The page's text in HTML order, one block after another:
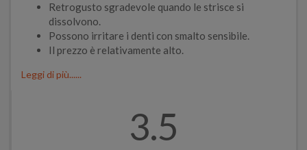
Retrogusto sgradevole quando le strisce si
dissolvono.
Possono irritare i denti con smalto sensibile.
Il prezzo è relativamente alto.
Leggi di più......
3.5